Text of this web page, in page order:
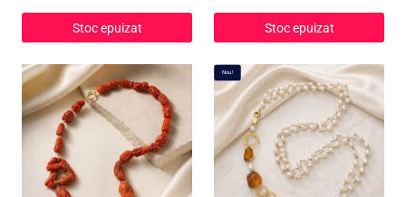
Stoc epuizat Stoc epuizat
Nou!